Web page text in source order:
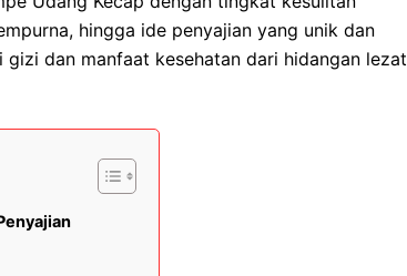
hingga ide penyajian yang unik dan
dan manfaat kesehatan dari hidangan lezat